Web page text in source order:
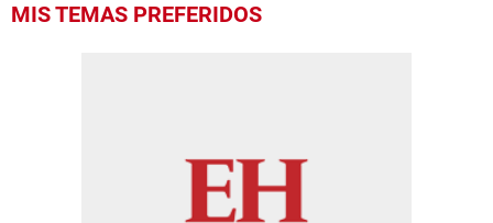
MIS TEMAS PREFERIDOS